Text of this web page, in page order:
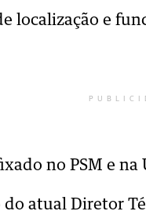
localização e
no PSM e na
atual Diretor